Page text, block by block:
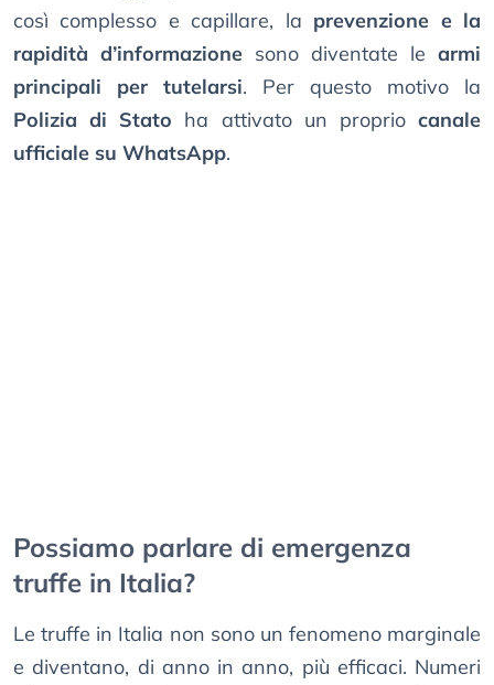
così complesso e capillare, la prevenzione e la
rapidità d’informazione sono diventate le armi
principali per tutelarsi. Per questo motivo la
Polizia di Stato ha attivato un propriocanale
ufficiale su WhatsApp.
Possiamo parlare di emergenza
truffe in Italia?
Le truffe in Italia non sono un fenomeno marginale
e diventano, di anno in anno, più efficaci. Numeri